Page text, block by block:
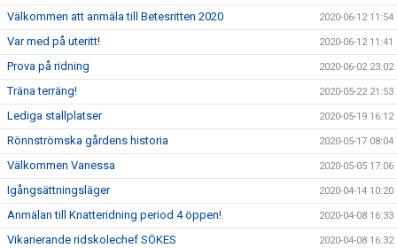
Välkommen att anmäla till Betesritten 2020 2020-06-12 11:54
Var med på uteritt! 2020-06-12 11:41
Prova på ridning 2020-06-02 23:02
Träna terräng! 2020-05-22 21:53
Lediga stallplatser 2020-05-19 16:12
Rönnströmska gårdens historia 2020-05-17 08:04
Välkommen Vanessa 2020-05-05 17:06
Igångsättningsläger 2020-04-14 10:20
Anmälan till Knatteridning period 4 öppen! 2020-04-08 16:33
Vikarierande ridskolechef SÖKES 2020-04-08 16:32